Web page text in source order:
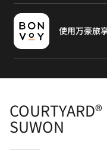
使用万豪旅
SUWON